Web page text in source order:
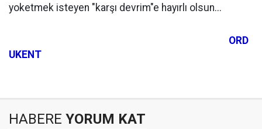
yoketmek isteyen "karşı devrim"e hayırlı olsun...
ORD
UKENT
HABERE YORUM KAT